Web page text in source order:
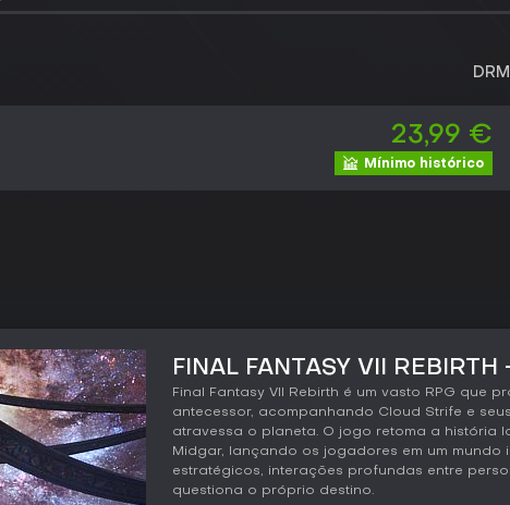
23,99 €
Mínimo histórico
FINAL FANTASY VII
Final Fantasy VII Rebirth é um vasto RPG que
antecessor, acompanhando Cloud Strife e
atravessa o planeta. O jogo retoma a história
Midgar, lançando os jogadores em um mundo
estratégicos, interações profundas entre
questiona o próprio destino.